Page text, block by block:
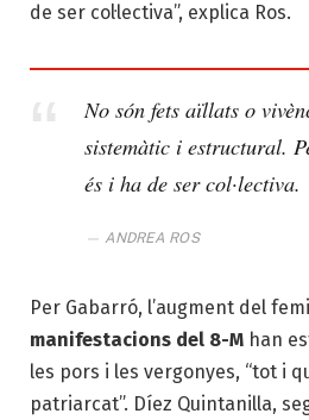
de ser col·lectiva”, explica Ros.
No són fets aïllats o
sistemàtic i estructural.
és i ha de ser col·lectiva.
ANDREA ROS
Per Gabarró, l’augment del
manifestacions del 8-M han
les pors i les vergonyes, “tot i
patriarcat”. Díez Quintanilla,